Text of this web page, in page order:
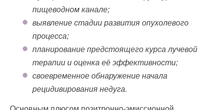
пищеводном канале;
выявление стадии развития опухолевого
процесса;
планирование предстоящего курса лучевой
терапии и оценка её эффективности;
своевременное обнаружение начала
рецидивирования недуга.